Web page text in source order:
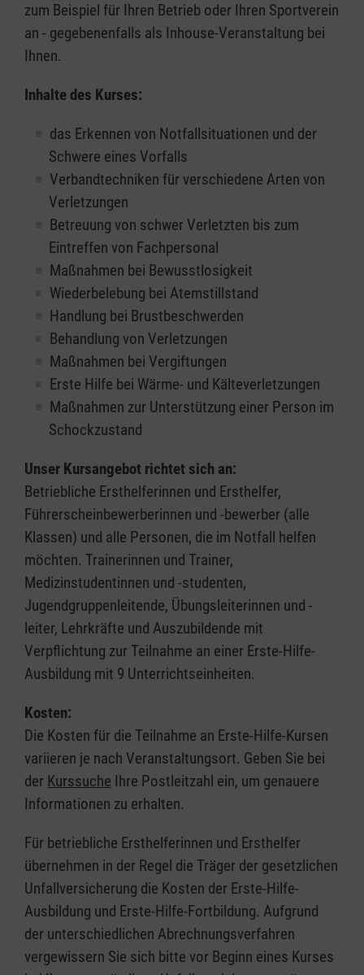
zum Beispiel für Ihren Betrieb oder Ihren Sportverein
an - gegebenenfalls als Inhouse-Veranstaltung bei
Ihnen.
Inhalte des Kurses:
das Erkennen von Notfallsituationen und der
Schwere eines Vorfalls
Verbandtechniken für verschiedene Arten von
Verletzungen
Betreuung von schwer Verletzten bis zum
Eintreffen von Fachpersonal
Maßnahmen bei Bewusstlosigkeit
Wiederbelebung bei Atemstillstand
Handlung bei Brustbeschwerden
Behandlung von Verletzungen
Maßnahmen bei Vergiftungen
Erste Hilfe bei Wärme- und Kälteverletzungen
Maßnahmen zur Unterstützung einer Person im
Schockzustand
Unser Kursangebot richtet sich an:
Betriebliche Ersthelferinnen und Ersthelfer,
Führerscheinbewerberinnen und -bewerber (alle
Klassen) und alle Personen, die im Notfall helfen
möchten. Trainerinnen und Trainer,
Medizinstudentinnen und -studenten,
Jugendgruppenleitende, Übungsleiterinnen und -
leiter, Lehrkräfte und Auszubildende mit
Verpflichtung zur Teilnahme an einer Erste-Hilfe-
Ausbildung mit 9 Unterrichtseinheiten.
Kosten:
Die Kosten für die Teilnahme an Erste-Hilfe-Kursen
variieren je nach Veranstaltungsort. Geben Sie bei
der Kurssuche Ihre Postleitzahl ein, um genauere
Informationen zu erhalten.
Für betriebliche Ersthelferinnen und Ersthelfer
übernehmen in der Regel die Träger der gesetzlichen
Unfallversicherung die Kosten der Erste-Hilfe-
Ausbildung und Erste-Hilfe-Fortbildung. Aufgrund
der unterschiedlichen Abrechnungsverfahren
vergewissern Sie sich bitte vor Beginn eines Kurses